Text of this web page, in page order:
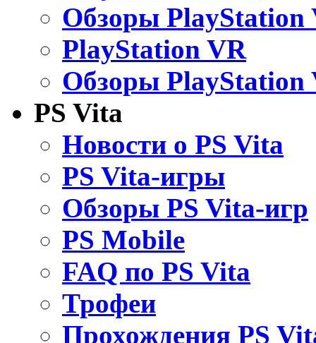
Обзоры PlayStation
PlayStation VR
Обзоры PlayStation
PS Vita
Новости о PS Vita
PS Vita-игры
Обзоры PS Vita-игр
PS Mobile
FAQ по PS Vita
Трофеи
Прохождения PS